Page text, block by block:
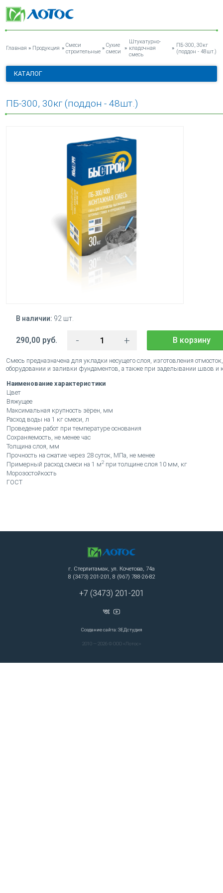
ПБ-300, 30КГ (ПОДДОН - 48ШТ.)
Главная » Продукция » Смеси
строительные
» Сухие
смеси
»
Штукатурно-
кладочная
смесь
» ПБ-300, 30кг
(поддон - 48шт.)
КАТАЛОГ
ПБ-300, 30кг (поддон - 48шт.)
В наличии: 92 шт.
290,00 руб. - + В корзину
Смесь предназначена для укладки несущего слоя, изготовления
оборудовании и заливки фундаментов, а также при заделывании швов
Наименование характеристики
Цвет
Вяжущее
Максимальная крупность зёрен, мм
Расход воды на 1 кг смеси, л
Проведение работ при температуре основания
Сохраняемость, не менее час
Толщина слоя, мм
Прочность на сжатие через 28 суток, МПа, не менее
Примерный расход смеси на 1 м2 при толщине слоя 10 мм, кг
Морозостойкость
ГОСТ
г. Стерлитамак, ул. Кочетова, 74а
8 (3473) 201-201, 8 (967) 788-26-82
2010 — 2026 © ООО «Лотос»
+7 (3473) 201-201
Создание сайта: ЗЕДстудия